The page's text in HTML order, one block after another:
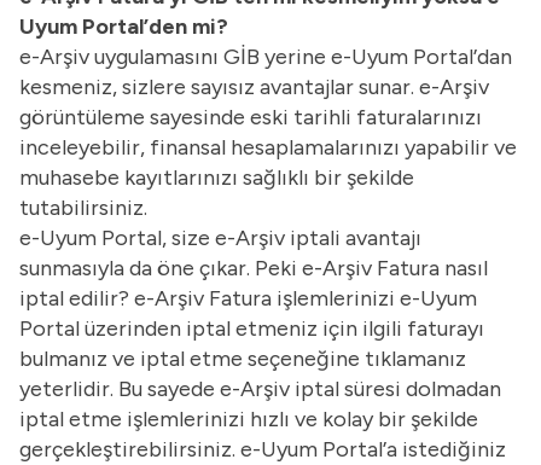
Uyum Portal’den mi?
e-Arşiv uygulamasını GİB yerine e-Uyum Portal’dan
kesmeniz, sizlere sayısız avantajlar sunar. e-Arşiv
görüntüleme sayesinde eski tarihli faturalarınızı
inceleyebilir, finansal hesaplamalarınızı yapabilir ve
muhasebe kayıtlarınızı sağlıklı bir şekilde
tutabilirsiniz.
e-Uyum Portal, size e-Arşiv iptali avantajı
sunmasıyla da öne çıkar. Peki e-Arşiv Fatura nasıl
iptal edilir? e-Arşiv Fatura işlemlerinizi e-Uyum
Portal üzerinden iptal etmeniz için ilgili faturayı
bulmanız ve iptal etme seçeneğine tıklamanız
yeterlidir. Bu sayede e-Arşiv iptal süresi dolmadan
iptal etme işlemlerinizi hızlı ve kolay bir şekilde
gerçekleştirebilirsiniz. e-Uyum Portal’a istediğiniz